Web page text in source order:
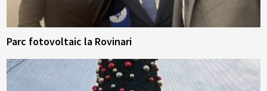
Parc fotovoltaic la Rovinari